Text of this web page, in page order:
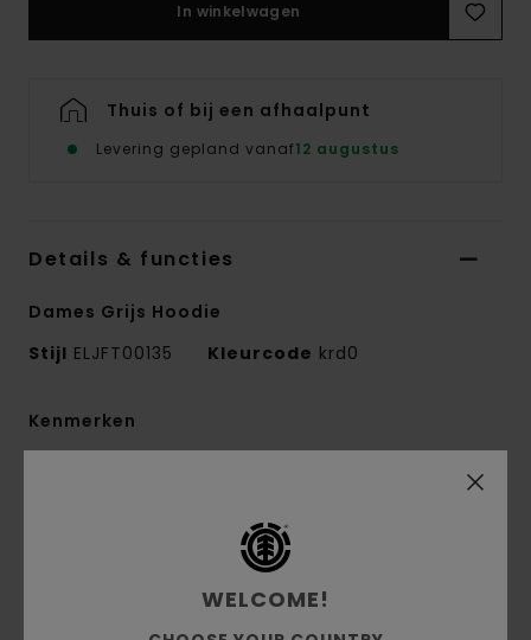
In winkelwagen
Thuis of bij een afhaalpunt
Levering gepland vanaf12 augustus
Details & functies
Dames Grijs Hoodie
Stijl ELJFT00135 Kleurcode krd0
Kenmerken
Sweatstof [350 G/M2]
Geborstelde binnenkant
Kangoeroezak
WELCOME!